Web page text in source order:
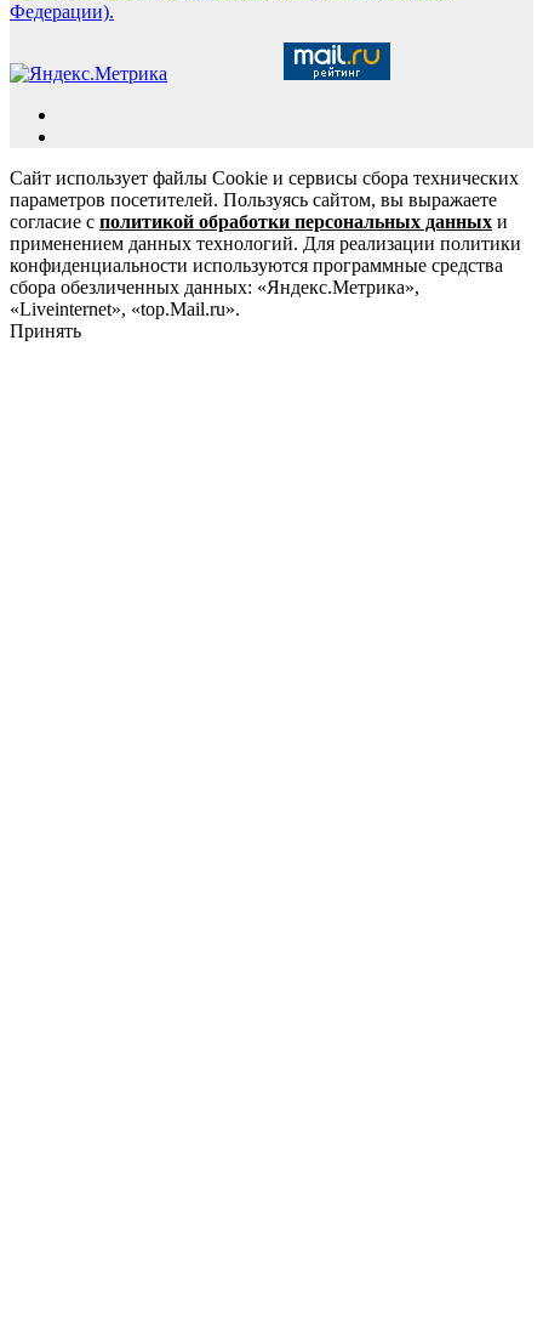
Федерации).
Сайт использует файлы Cookie и сервисы сбора технических
параметров посетителей. Пользуясь сайтом, вы выражаете
согласие с политикой обработки персональных данных и
применением данных технологий. Для реализации политики
конфиденциальности используются программные средства
сбора обезличенных данных: «Яндекс.Метрика»,
«Liveinternet», «top.Mail.ru».
Принять